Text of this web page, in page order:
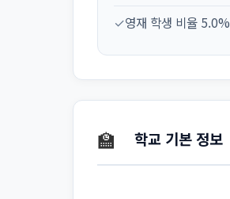
✓영재 학생 비율 5.0%
🏫 학교 기본 정보